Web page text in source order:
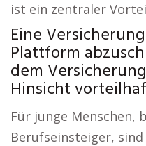
ist ein zentraler
Eine
Plattform
dem
Hinsicht
Für junge Menschen,
Berufseinsteiger,